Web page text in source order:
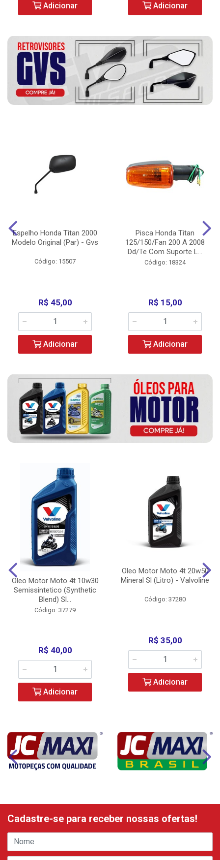
Adicionar Adicionar
Espelho Honda Titan 2000
Modelo Original (Par) - Gvs
Código: 15507
R$ 45,00
Adicionar
Pisca Honda Titan
125/150/Fan 200 A 2008
Dd/Te Com Suporte L...
Código: 18324
R$ 15,00
Adicionar
Oleo Motor Moto 4t 10w30
Semissintetico (Synthetic
Blend) Sl...
Código: 37279
R$ 40,00
Adicionar
Oleo Motor Moto 4t 20w50
Mineral Sl (Litro) - Valvoline
Código: 37280
R$ 35,00
Adicionar
Cadastre-se para receber nossas ofertas!